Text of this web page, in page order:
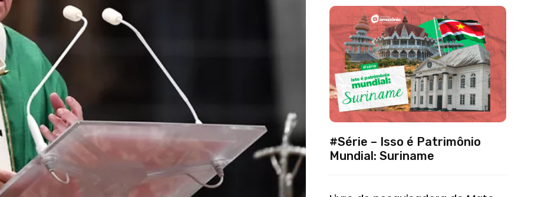
#Série – Isso é Patrimônio
Mundial: Suriname